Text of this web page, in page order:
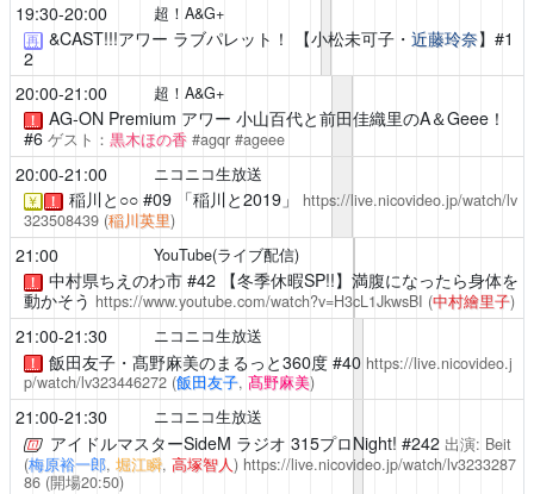
19:30-20:00 超！A&G+
再 &CAST!!!アワー ラブパレット！ 【小松未可子・ 近藤玲奈】#1
2
20:00-21:00
超！A&G+
！
AG-ON Premium アワー 小山百代と前田佳織里のA＆Geee！
#6 ゲスト： 黒木ほの香#agqr #ageee
20:00-21:00 ニコニコ生放送
￥ ！ 稲川と○○#09 「稲川と2019」
https://live.nicovideo.jp/watch/lv
323508439 (稲川英里)
21:00 YouTube(ライブ配信)
！ 中村県ちえのわ市#42 【冬季休暇SP!!】満腹になったら身体を
動かそう https://www.youtube.com/watch?v=H3cL1JkwsBI (中村繪里子)
21:00-21:30 ニコニコ生放送
！ 飯田友子・髙野麻美のまるっと360度#40 https://live.nicovideo.j
p/watch/lv323446272 (飯田友子, 髙野麻美)
21:00-21:30 ニコニコ生放送
アイドルマスターSideM ラジオ 315プロNight! #242 出演: Beit
(梅原裕一郎, 堀江瞬, 高塚智人) https://live.nicovideo.jp/watch/lv3233287
86(開場20:50)